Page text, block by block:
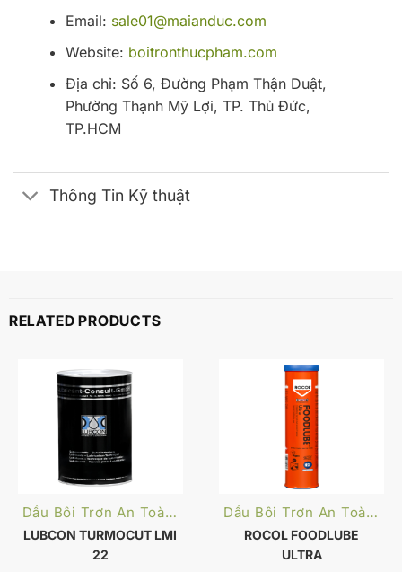
Email: sale01@maianduc.com
Website: boitronthucpham.com
Địa chỉ: Số 6, Đường Phạm Thận Duật,
Phường Thạnh Mỹ Lợi, TP. Thủ Đức,
TP.HCM
Thông Tin Kỹ thuật
RELATED PRODUCTS
Dầu Bôi Trơn An Toàn Thực Phẩm
LUBCON TURMOCUT LMI
22
Dầu Bôi Trơn An Toàn Thực Phẩm
ROCOL FOODLUBE
ULTRA